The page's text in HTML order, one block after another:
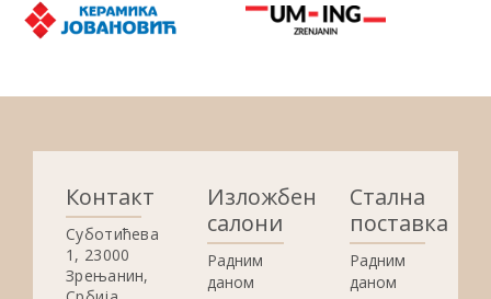
Контакт
Суботићева
1, 23000
Зрењанин,
Изложбени
салони
Радним
даном
Стална
поставка
Радним
даном